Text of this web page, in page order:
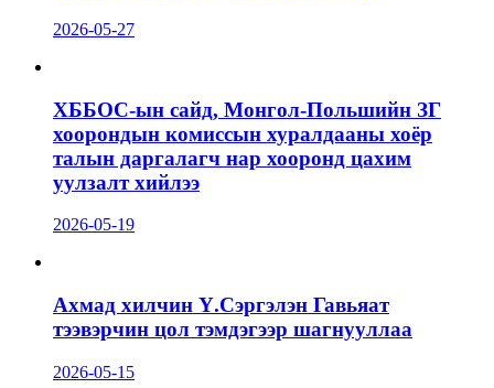
2026-05-27
ХББОС-ын сайд, Монгол-Польшийн ЗГ
хоорондын комиссын хуралдааны хоёр
талын даргалагч нар хооронд цахим
уулзалт хийлээ
2026-05-19
Ахмад хилчин Ү.Сэргэлэн Гавьяат
тээвэрчин цол тэмдэгээр шагнууллаа
2026-05-15